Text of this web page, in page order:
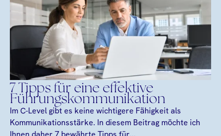
7 Tipps für eine effektive
Führungskommunikation
Im C-Level gibt es keine wichtigere Fähigkeit als
Kommunikationsstärke. In diesem Beitrag möchte ich